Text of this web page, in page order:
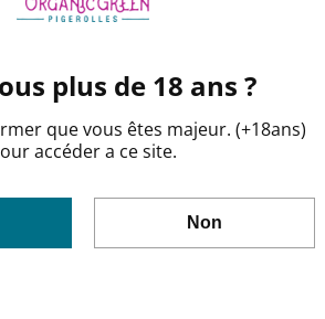
plus de 18 ans ?
que vous êtes majeur. (+18ans)
accéder a ce site.
Non